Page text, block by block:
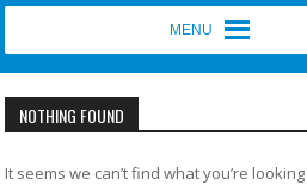
NOTHING FOUND
It seems we can’t find what you’re